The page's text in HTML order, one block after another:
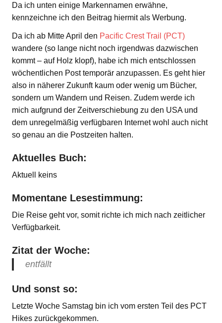
Da ich unten einige Markennamen erwähne,
kennzeichne ich den Beitrag hiermit als Werbung.
Da ich ab Mitte April den Pacific Crest Trail (PCT)
wandere (so lange nicht noch irgendwas dazwischen
kommt – auf Holz klopf), habe ich mich entschlossen
wöchentlichen Post temporär anzupassen. Es geht hier
also in näherer Zukunft kaum oder wenig um Bücher,
sondern um Wandern und Reisen. Zudem werde ich
mich aufgrund der Zeitverschiebung zu den USA und
dem unregelmäßig verfügbaren Internet wohl auch nicht
so genau an die Postzeiten halten.
Aktuelles Buch:
Aktuell keins
Momentane Lesestimmung:
Die Reise geht vor, somit richte ich mich nach zeitlicher
Verfügbarkeit.
Zitat der Woche:
entfällt
Und sonst so:
Letzte Woche Samstag bin ich vom ersten Teil des PCT
Hikes zurückgekommen.